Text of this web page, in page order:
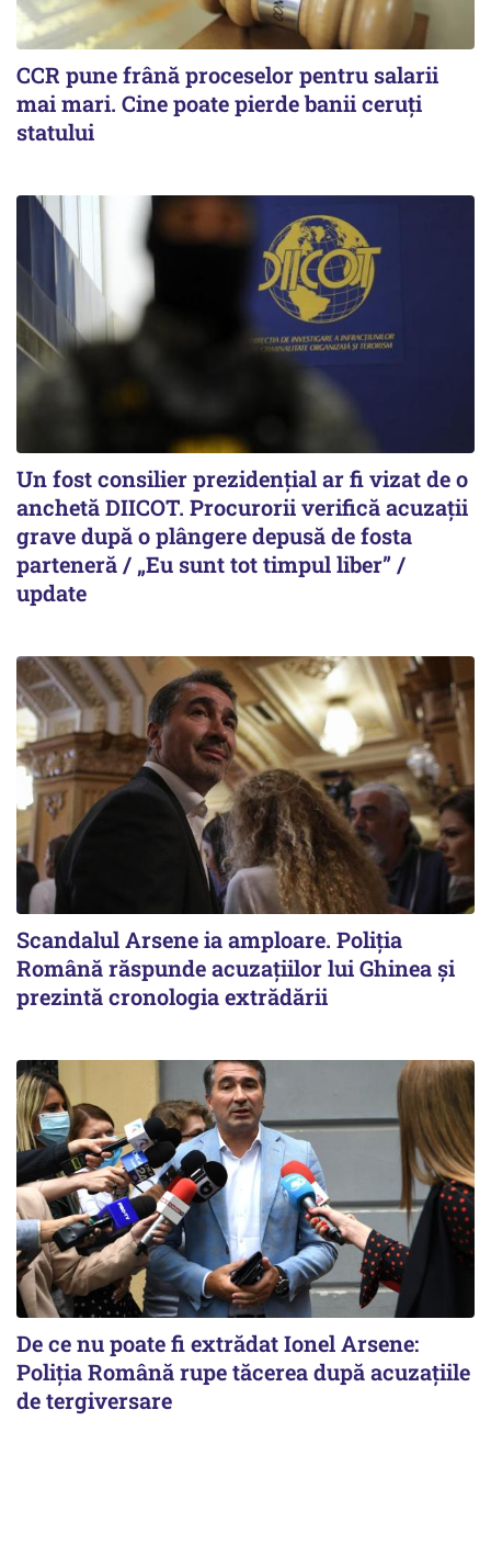
CCR pune frână proceselor pentru salarii
mai mari. Cine poate pierde banii ceruți
statului
Un fost consilier prezidențial ar fi vizat de o
anchetă DIICOT. Procurorii verifică acuzații
grave după o plângere depusă de fosta
parteneră / „Eu sunt tot timpul liber” /
update
Scandalul Arsene ia amploare. Poliția
Română răspunde acuzațiilor lui Ghinea și
prezintă cronologia extrădării
De ce nu poate fi extrădat Ionel Arsene:
Poliția Română rupe tăcerea după acuzațiile
de tergiversare